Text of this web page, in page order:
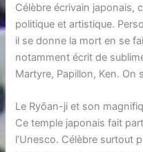
Célèbre écrivain japonais,
politique et artistique.
il se donne la mort en se
notamment écrit de
Martyre, Papillon, Ken. On
Le Ryōan-ji et son
Ce temple japonais fait
l’Unesco. Célèbre surtout